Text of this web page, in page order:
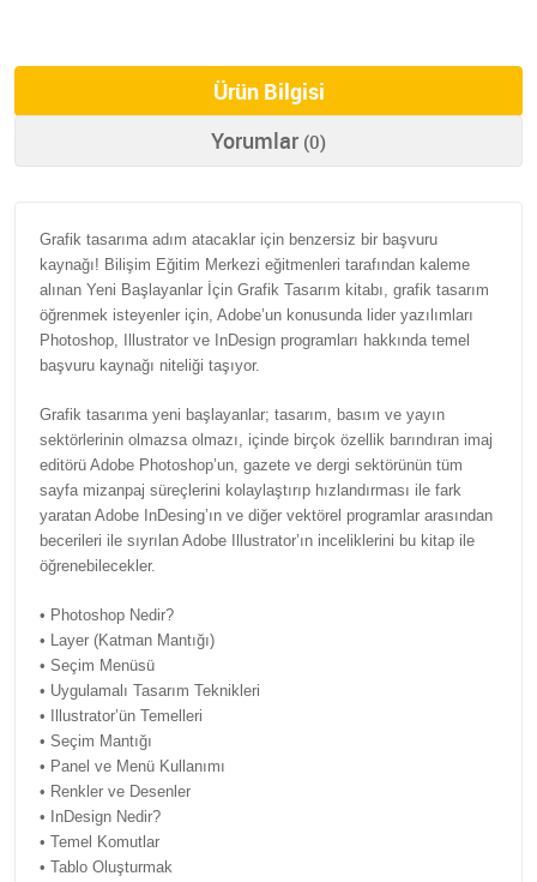
Ürün Bilgisi
Yorumlar (0)
Grafik tasarıma adım atacaklar için benzersiz bir başvuru
kaynağı! Bilişim Eğitim Merkezi eğitmenleri tarafından kaleme
alınan Yeni Başlayanlar İçin Grafik Tasarım kitabı, grafik tasarım
öğrenmek isteyenler için, Adobe’un konusunda lider yazılımları
Photoshop, Illustrator ve InDesign programları hakkında temel
başvuru kaynağı niteliği taşıyor.
Grafik tasarıma yeni başlayanlar; tasarım, basım ve yayın
sektörlerinin olmazsa olmazı, içinde birçok özellik barındıran imaj
editörü Adobe Photoshop’un, gazete ve dergi sektörünün tüm
sayfa mizanpaj süreçlerini kolaylaştırıp hızlandırması ile fark
yaratan Adobe InDesing’ın ve diğer vektörel programlar arasından
becerileri ile sıyrılan Adobe Illustrator’ın inceliklerini bu kitap ile
öğrenebilecekler.
• Photoshop Nedir?
• Layer (Katman Mantığı)
• Seçim Menüsü
• Uygulamalı Tasarım Teknikleri
• Illustrator’ün Temelleri
• Seçim Mantığı
• Panel ve Menü Kullanımı
• Renkler ve Desenler
• InDesign Nedir?
• Temel Komutlar
• Tablo Oluşturmak